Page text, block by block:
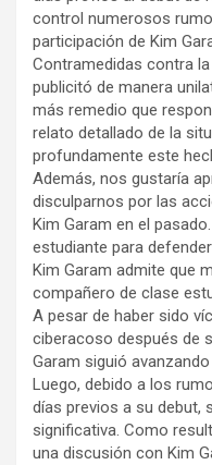
control numerosos
participación de Kim
Contramedidas contra
publicitó de manera
más remedio que
relato detallado de la
profundamente este
Además, nos gustaría
disculparnos por las
Kim Garam en el
estudiante para
Kim Garam admite que
compañero de clase
A pesar de haber sido
ciberacoso después de
Garam siguió
Luego, debido a los
días previos a su debut,
significativa. Como
una discusión con Kim